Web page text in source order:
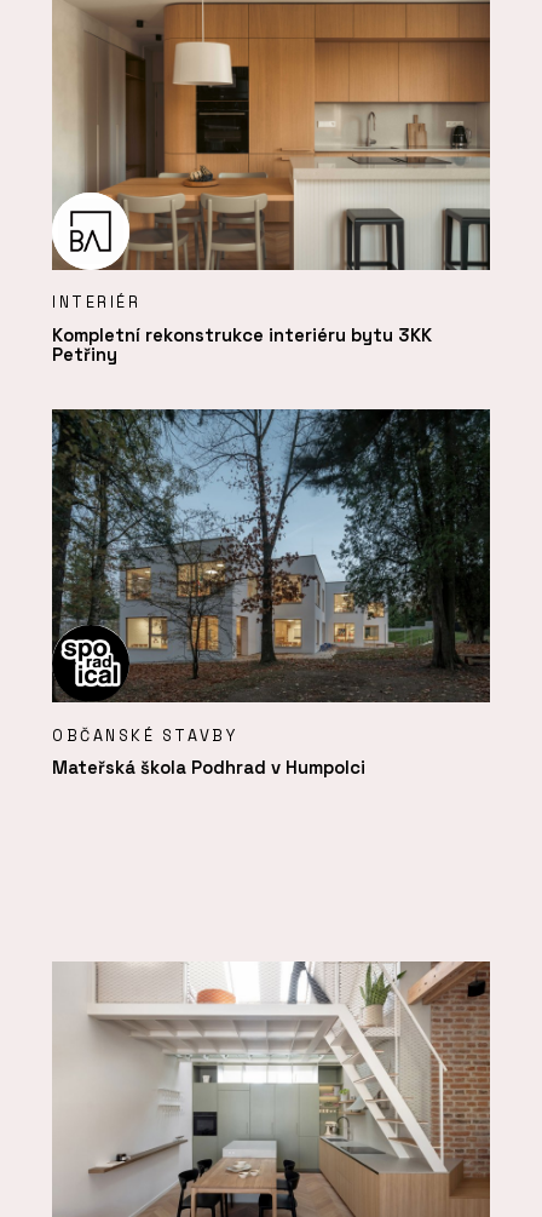
INTERIÉR
Kompletní rekonstrukce interiéru bytu 3KK
Petřiny
OBČANSKÉ STAVBY
Mateřská škola Podhrad v Humpolci